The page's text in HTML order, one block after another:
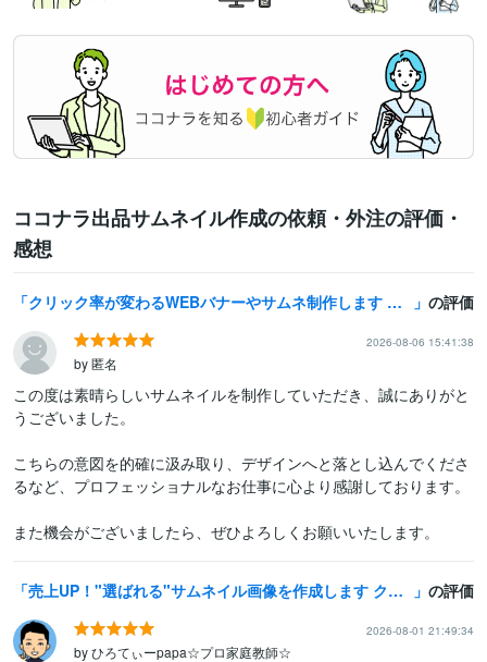
ココナラ出品サムネイル作成の依頼・外注の評価・
感想
クリック率が変わるWEBバナーやサムネ制作します スクロールを止める第一印象を設計｜ターゲットに届くデザイン の評価
2026-08-06 15:41:38
by 匿名
この度は素晴らしいサムネイルを制作していただき、誠にありがと
うございました。
こちらの意図を的確に汲み取り、デザインへと落とし込んでくださ
るなど、プロフェッショナルなお仕事に心より感謝しております。
売上UP！"選ばれる"サムネイル画像を作成します クリックせずにはいられない！「欲しい！」を刺激 の評価
2026-08-01 21:49:34
by ひろてぃーpapa☆プロ家庭教師☆